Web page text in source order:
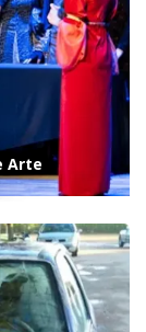
Arte